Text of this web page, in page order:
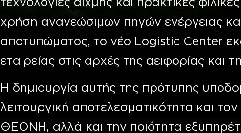
χρήση ανανεώσιμων πηγών ενέργειας
αποτυπώματος, το νέο Logistic Center
εταιρείας στις αρχές της αειφορίας και
Η δημιουργία αυτής της πρότυπης
λειτουργική αποτελεσματικότητα και
ΘΕΟΝΗ, αλλά και την ποιότητα